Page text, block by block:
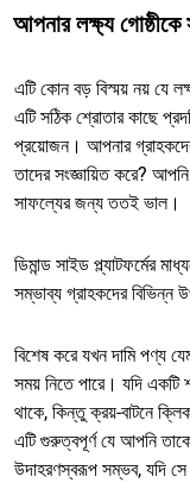
আপনার লক্ষ্য গোষ্ঠীকে
এটি কোন বড় বিস্ময় নয় যে
এটি সঠিক শ্রোতার কাছে
প্রয়োজন। আপনার
তাদের সংজ্ঞায়িত করে?
সাফল্যের জন্য ততই ভাল।
ডিমান্ড সাইড প্ল্যাটফর্মের
সম্ভাব্য গ্রাহকদের বিভিন্ন
বিশেষ করে যখন দামি পণ্য
সময় নিতে পারে। যদি একটি
থাকে, কিন্তু ক্রয়-বাটনে
এটি গুরুত্বপূর্ণ যে আপনি
উদাহরণস্বরূপ সম্ভব, যদি